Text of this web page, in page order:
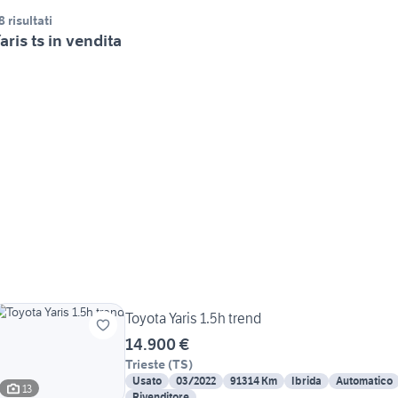
risultati
ts in vendita
13
Toyota Yaris 1.5h trend
14.900 €
Trieste (TS)
Usato 03/2022 91314 Km Ibrida
Automatico